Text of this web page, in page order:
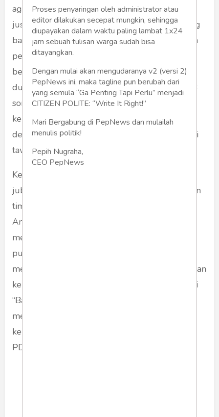
agar Cak Imin di cawapres-kan Prabowo. Tapi
justru dihancurkan sikap otoriter Prabowo yang
bahkan mengganti nama koalisi tanpa meminta
pertimbangan PKB, ini karena kegembiraan
berlebih ketika Gerindra mendapatkan
dukungan Golkar dan PAN tapi kemudian PKB
sontak meninggalkan Gerindra. Di sinilah
kebingungan Prabowo bermula karena justru
dengan kepergian PKB justru menaikkan posisi
tawar Golkar di koalisi.
Kemarahan Demokrat meledak karena ucapan
jubir Sudirman Said yang menyatakan AHY dan
tim demokrat menolak berkomunikasi dengan
Anies. Di sinilah kemudian SBY secara spontan
melakukan kejeniusannya berpidato di depan
publik dan berjuta-juta publik terpesona lalu
mereka bersimpati pada SBY dan menumpahkan
kekesalan pada Anies. Kini Anies selain dijuluki
“Bapak Politik Identitas” ada gelar baru yang
melekat “Bapak Pengkhianatan”. Ada
kemungkinan SBY dan Demokrat merapat ke
PDIP.
Proses penyaringan oleh administrator atau
editor dilakukan secepat mungkin, sehingga
diupayakan dalam waktu paling lambat 1x24
jam sebuah tulisan warga sudah bisa
ditayangkan.
Dengan mulai akan mengudaranya v2 (versi 2)
PepNews ini, maka tagline pun berubah dari
yang semula “Ga Penting Tapi Perlu” menjadi
CITIZEN POLITE: “Write It Right!”
Mari Bergabung di PepNews dan mulailah
menulis politik!
Pepih Nugraha,
CEO PepNews